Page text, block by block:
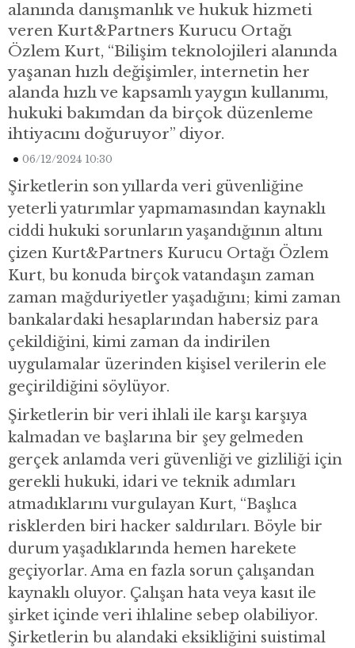
alanında danışmanlık ve hukuk hizmeti
veren Kurt&Partners Kurucu Ortağı
Özlem Kurt, “Bilişim teknolojileri alanında
yaşanan hızlı değişimler, internetin her
alanda hızlı ve kapsamlı yaygın kullanımı,
hukuki bakımdan da birçok düzenleme
ihtiyacını doğuruyor” diyor.
06/12/2024 10:30
Şirketlerin son yıllarda veri güvenliğine
yeterli yatırımlar yapmamasından kaynaklı
ciddi hukuki sorunların yaşandığının altını
çizen Kurt&Partners Kurucu Ortağı Özlem
Kurt, bu konuda birçok vatandaşın zaman
zaman mağduriyetler yaşadığını; kimi zaman
bankalardaki hesaplarından habersiz para
çekildiğini, kimi zaman da indirilen
uygulamalar üzerinden kişisel verilerin ele
geçirildiğini söylüyor.
Şirketlerin bir veri ihlali ile karşı karşıya
kalmadan ve başlarına bir şey gelmeden
gerçek anlamda veri güvenliği ve gizliliği için
gerekli hukuki, idari ve teknik adımları
atmadıklarını vurgulayan Kurt, “Başlıca
risklerden biri hacker saldırıları. Böyle bir
durum yaşadıklarında hemen harekete
geçiyorlar. Ama en fazla sorun çalışandan
kaynaklı oluyor. Çalışan hata veya kasıt ile
şirket içinde veri ihlaline sebep olabiliyor.
Şirketlerin bu alandaki eksikliğini suistimal